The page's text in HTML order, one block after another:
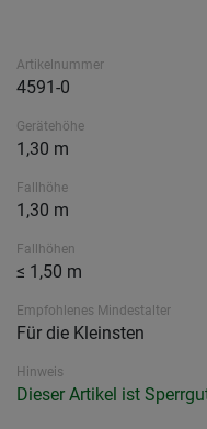
Artikelnummer
4591-0
Gerätehöhe
1,30 m
Fallhöhe
1,30 m
Fallhöhen
≤ 1,50 m
Empfohlenes Mindestalter
Für die Kleinsten
Hinweis
Dieser Artikel ist